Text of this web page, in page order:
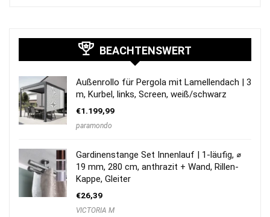
BEACHTENSWERT
Außenrollo für Pergola mit Lamellendach | 3
m, Kurbel, links, Screen, weiß/schwarz
€1.199,99
paramondo
Gardinenstange Set Innenlauf | 1-läufig, ⌀
19 mm, 280 cm, anthrazit + Wand, Rillen-
Kappe, Gleiter
€26,39
VICTORIA M